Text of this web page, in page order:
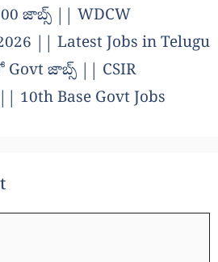
జాబ్స్ || WDCW
|| Latest Jobs in Telugu
Govt జాబ్స్ || CSIR
10th Base Govt Jobs